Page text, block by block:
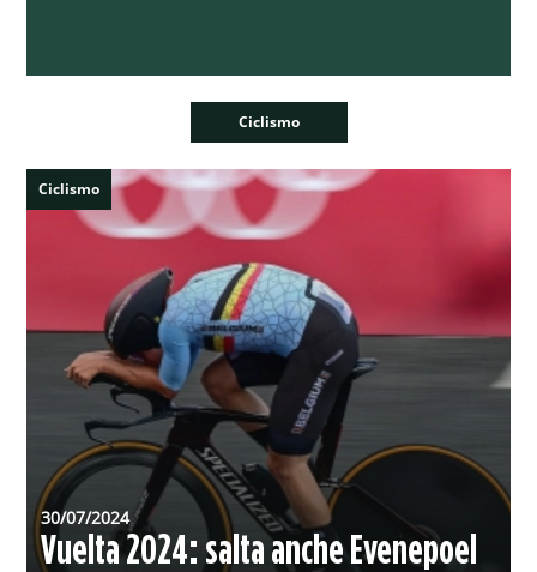
Ciclismo
Ciclismo
30/07/2024
Vuelta 2024: salta anche Evenepoel